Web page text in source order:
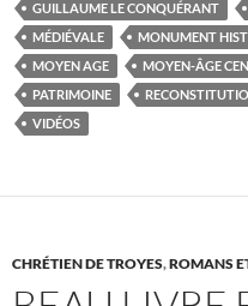
GUILLAUME LE CONQUÉRANT
MÉDIÉVALE
MONUMENT
MOYEN AGE
MOYEN-ÂGE
PATRIMOINE
VIDÉOS
CHRÉTIEN DE TROYES,ROMANS